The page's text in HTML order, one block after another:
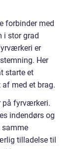
forbinder med
i stor grad
er
Her
starte et
af med et brag.
på fyrværkeri.
indendørs og
samme
tilladelse til